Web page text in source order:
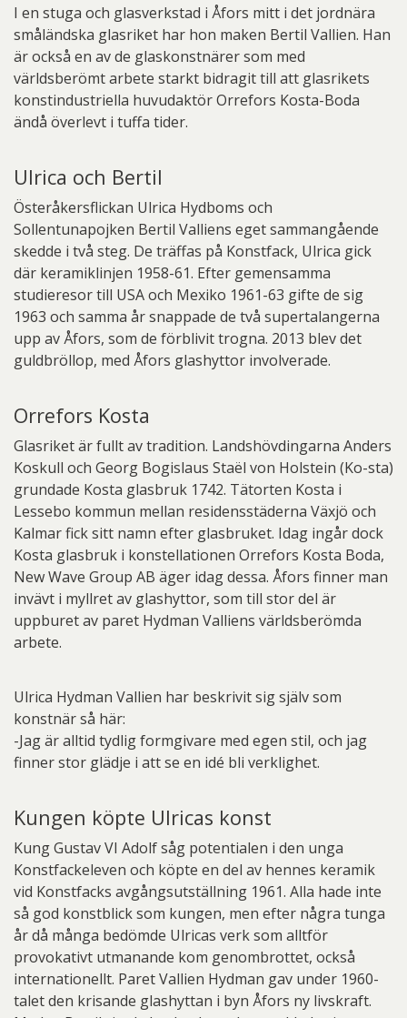
I en stuga och glasverkstad i Åfors mitt i det jordnära
småländska glasriket har hon maken Bertil Vallien. Han
är också en av de glaskonstnärer som med
världsberömt arbete starkt bidragit till att glasrikets
konstindustriella huvudaktör Orrefors Kosta-Boda
ändå överlevt i tuffa tider.
Ulrica och Bertil
Österåkersflickan Ulrica Hydboms och
Sollentunapojken Bertil Valliens eget sammangående
skedde i två steg. De träffas på Konstfack, Ulrica gick
där keramiklinjen 1958-61. Efter gemensamma
studieresor till USA och Mexiko 1961-63 gifte de sig
1963 och samma år snappade de två supertalangerna
upp av Åfors, som de förblivit trogna. 2013 blev det
guldbröllop, med Åfors glashyttor involverade.
Orrefors Kosta
Glasriket är fullt av tradition. Landshövdingarna Anders
Koskull och Georg Bogislaus Staël von Holstein (Ko-sta)
grundade Kosta glasbruk 1742. Tätorten Kosta i
Lessebo kommun mellan residensstäderna Växjö och
Kalmar fick sitt namn efter glasbruket. Idag ingår dock
Kosta glasbruk i konstellationen Orrefors Kosta Boda,
New Wave Group AB äger idag dessa. Åfors finner man
invävt i myllret av glashyttor, som till stor del är
uppburet av paret Hydman Valliens världsberömda
arbete.
Ulrica Hydman Vallien har beskrivit sig själv som
konstnär så här:
-Jag är alltid tydlig formgivare med egen stil, och jag
finner stor glädje i att se en idé bli verklighet.
Kungen köpte Ulricas konst
Kung Gustav VI Adolf såg potentialen i den unga
Konstfackeleven och köpte en del av hennes keramik
vid Konstfacks avgångsutställning 1961. Alla hade inte
så god konstblick som kungen, men efter några tunga
år då många bedömde Ulricas verk som alltför
provokativt utmanande kom genombrottet, också
internationellt. Paret Vallien Hydman gav under 1960-
talet den krisande glashyttan i byn Åfors ny livskraft.